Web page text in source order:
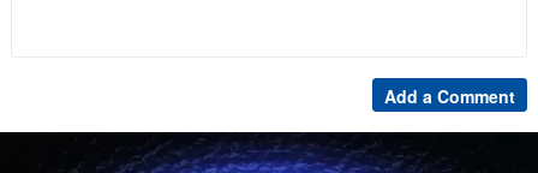
Add a Comment